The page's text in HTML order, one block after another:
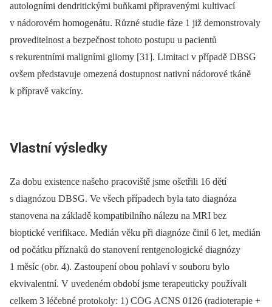
autologními dendritickými buňkami připravenými kultivací
v nádorovém homogenátu. Různé studie fáze 1 již demonstrovaly
proveditelnost a bezpečnost tohoto postupu u pacientů
s rekurentními maligními gliomy [31]. Limitaci v případě DBSG
ovšem představuje omezená dostupnost nativní nádorové tkáně
k přípravě vakcíny.
Vlastní výsledky
Za dobu existence našeho pracoviště jsme ošetřili 16 dětí
s diagnózou DBSG. Ve všech případech byla tato diagnóza
stanovena na základě kompatibilního nálezu na MRI bez
bioptické verifikace. Medián věku při diagnóze činil 6 let, medián
od počátku příznaků do stanovení rentgenologické diagnózy
1 měsíc (obr. 4). Zastoupení obou pohlaví v souboru bylo
ekvivalentní. V uvedeném období jsme terapeuticky používali
celkem 3 léčebné protokoly: 1) COG ACNS 0126 (radioterapie +